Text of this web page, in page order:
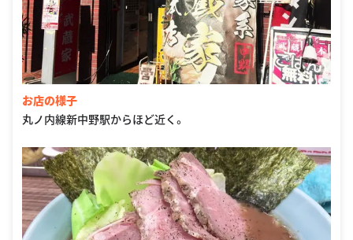
お店の様子
丸ノ内線新中野駅からほど近く。